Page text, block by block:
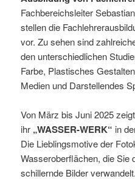
Fachbereichsleiter
stellen die
vor. Zu sehen sind
den unterschiedlichen
Farbe, Plastisches
Medien und Darstellendes
Von März bis Juni 2025
ihr „WASSER-WERK“ in
Die Lieblingsmotive der
Wasseroberflächen, die Sie
schillernde Bilder